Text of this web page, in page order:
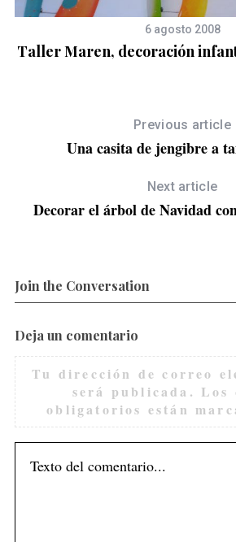
6 agosto 2008
Taller Maren, decoración
Previous article
Una casita de jengibre a
Next article
Decorar el árbol de Navidad
Join the Conversation
Deja un comentario
Tu dirección de correo
será publicada. Los
obligatorios están
S
a
r
h